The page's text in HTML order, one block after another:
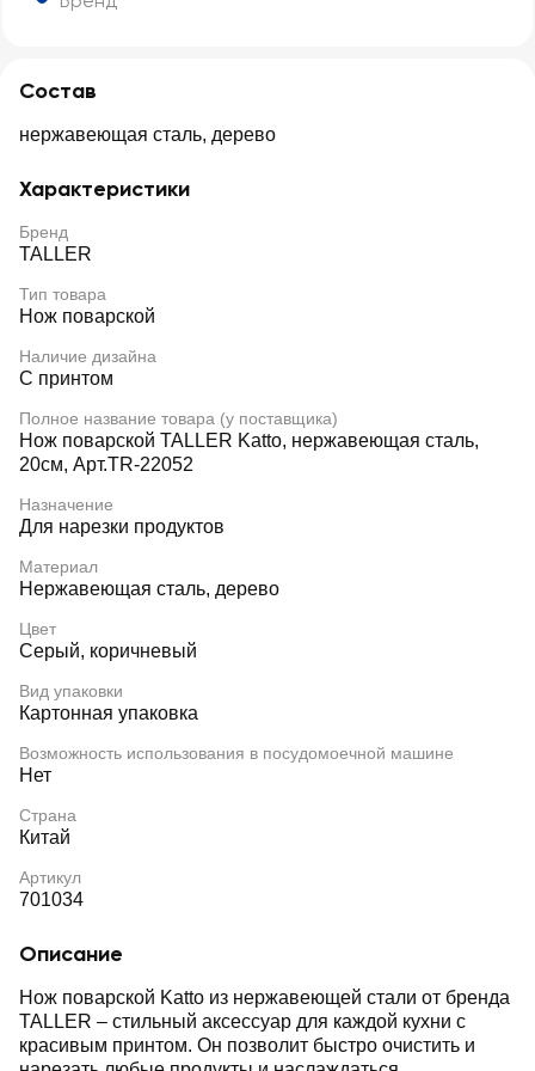
Состав
нержавеющая сталь, дерево
Характеристики
Бренд
TALLER
Тип товара
Нож поварской
Наличие дизайна
С принтом
Полное название товара (у поставщика)
Нож поварской TALLER Katto, нержавеющая сталь,
20см, Арт.TR-22052
Назначение
Для нарезки продуктов
Материал
Нержавеющая сталь, дерево
Цвет
Серый, коричневый
Вид упаковки
Картонная упаковка
Возможность использования в посудомоечной машине
Нет
Страна
Китай
Артикул
701034
Описание
Нож поварской Katto из нержавеющей стали от бренда
TALLER – стильный аксессуар для каждой кухни с
красивым принтом. Он позволит быстро очистить и